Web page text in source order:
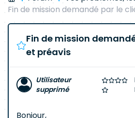
Fin de mission demandé par le
Fin de mission
et préavis
Utilisateur
supprimé
Bonjour,